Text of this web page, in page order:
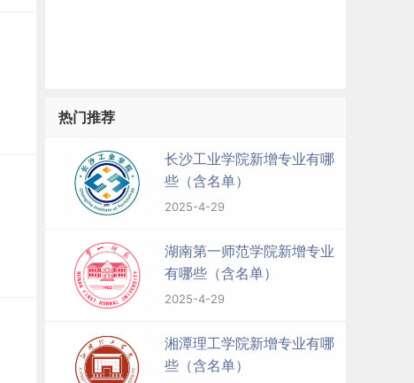
热门推荐
长沙工业学院新增专业有哪
些（含名单）
2025-4-29
湖南第一师范学院新增专业
有哪些（含名单）
2025-4-29
湘潭理工学院新增专业有哪
些（含名单）